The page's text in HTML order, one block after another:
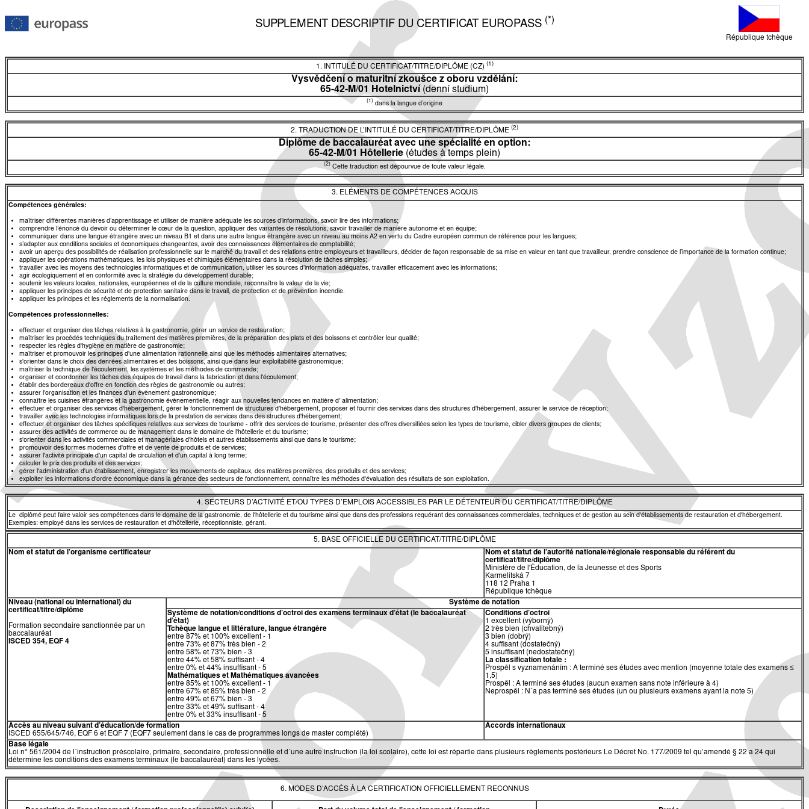
SUPPLEMENT DESCRIPTIF DU CERTIFICAT EUROPASS (*)
République tchèque
1. INTITULÉ DU CERTIFICAT/TITRE/DIPLÔME (CZ) (1)
Vysvědčení o maturitní zkoušce z oboru vzdělání:
65-42-M/01 Hotelnictví (denní studium)
(1) dans la langue d’origine
2. TRADUCTION DE L’INTITULÉ DU CERTIFICAT/TITRE/DIPLÔME (2)
Diplôme de baccalauréat avec une spécialité en option:
65-42-M/01 Hôtellerie (études à temps plein)
(2) Cette traduction est dépourvue de toute valeur légale.
3. ELÉMENTS DE COMPÉTENCES ACQUIS
Compétences générales:
maîtriser différentes manières d’apprentissage et utiliser de manière adéquate les sources d’informations, savoir lire des informations;
comprendre l’énoncé du devoir ou déterminer le cœur de la question, appliquer des variantes de résolutions, savoir travailler de manière autonome et en équipe;
communiquer dans une langue étrangère avec un niveau B1 et dans une autre langue étrangère avec un niveau au moins A2 en vertu du Cadre européen commun de référence pour les langues;
s’adapter aux conditions sociales et économiques changeantes, avoir des connaissances élémentaires de comptabilité;
avoir un aperçu des possibilités de réalisation professionnelle sur le marché du travail et des relations entre employeurs et travailleurs, décider de façon responsable de sa mise en valeur en tant que travailleur, prendre conscience de l’importance de la formation continue;
appliquer les opérations mathématiques, les lois physiques et chimiques élémentaires dans la résolution de tâches simples;
travailler avec les moyens des technologies informatiques et de communication, utiliser les sources d’information adéquates, travailler efficacement avec les informations;
agir écologiquement et en conformité avec la stratégie du développement durable;
soutenir les valeurs locales, nationales, européennes et de la culture mondiale, reconnaître la valeur de la vie;
appliquer les principes de sécurité et de protection sanitaire dans le travail, de protection et de prévention incendie.
appliquer les principes et les réglements de la normalisation.
Compétences professionnelles:
effectuer et organiser des tâches relatives à la gastronomie, gérer un service de restauration;
maîtriser les procédés techniques du traîtement des matières premières, de la préparation des plats et des boissons et contrôler leur qualité;
respecter les règles d'hygiène en matière de gastronomie;
maîtriser et promouvoir les principes d'une alimentation rationnelle ainsi que les méthodes alimentaires alternatives;
s'orienter dans le choix des denrées alimentaires et des boissons, ainsi que dans leur exploitabilité gastronomique;
maîtriser la technique de l'écoulement, les systèmes et les méthodes de commande;
organiser et coordonner les tâches des équipes de travail dans la fabrication et dans l'écoulement;
établir des bordereaux d'offre en fonction des règles de gastronomie ou autres;
assurer l'organisation et les finances d'un évènement gastronomique;
connaître les cuisines étrangères et la gastronomie évènementielle, réagir aux nouvelles tendances en matière d' alimentation;
effectuer et organiser des services d'hébergement, gérer le fonctionnement de structures d'hébergement, proposer et fournir des services dans des structures d'hébergement, assurer le service de réception;
travailler avec les technologies informatiques lors de la prestation de services dans des structures d'hébergement;
effectuer et organiser des tâches spécifiques relatives aux services de tourisme - offrir des services de tourisme, présenter des offres diversifiées selon les types de tourisme, cibler divers groupes de clients;
assurer des activités de commerce ou de management dans le domaine de l'hôtellerie et du tourisme;
s'orienter dans les activités commerciales et managériales d'hôtels et autres établissements ainsi que dans le tourisme;
promouvoir des formes modernes d'offre et de vente de produits et de services;
assurer l'activité principale d'un capital de circulation et d'un capital à long terme;
calculer le prix des produits et des services;
gérer l'administration d'un établissement, enregistrer les mouvements de capitaux, des matières premières, des produits et des services;
exploiter les informations d'ordre économique dans la gérance des secteurs de fonctionnement, connaître les méthodes d'évaluation des résultats de son exploitation.
4. SECTEURS D’ACTIVITÉ ET/OU TYPES D’EMPLOIS ACCESSIBLES PAR LE DÉTENTEUR DU CERTIFICAT/TITRE/DIPLÔME
Le diplômé peut faire valoir ses compétences dans le domaine de la gastronomie, de l'hôtellerie et du tourisme ainsi que dans des professions requérant des connaissances commerciales, techniques et de gestion au sein d'établissements de restauration et d'hébergement.
Exemples: employé dans les services de restauration et d'hôtellerie, réceptionniste, gérant.
5. BASE OFFICIELLE DU CERTIFICAT/TITRE/DIPLÔME
Nom et statut de l’organisme certificateur
Nom et statut de l’autorité nationale/régionale responsable du référent du
certificat/titre/diplôme
Ministère de l'Éducation, de la Jeunesse et des Sports
Karmelitská 7
118 12 Praha 1
République tchèque
Niveau (national ou international) du
certificat/titre/diplôme
Formation secondaire sanctionnée par un
baccalauréat
ISCED 354, EQF 4
Système de notation
Système de notation/conditions d’octroi des examens terminaux d’état (le baccalauréat
d’état)
Tchèque langue et littérature, langue étrangère
entre 87% et 100% excellent - 1
entre 73% et 87% très bien - 2
entre 58% et 73% bien - 3
entre 44% et 58% suffisant - 4
entre 0% et 44% insuffisant - 5
Mathématiques et Mathématiques avancées
entre 85% et 100% excellent - 1
entre 67% et 85% très bien - 2
entre 49% et 67% bien - 3
entre 33% et 49% suffisant - 4
entre 0% et 33% insuffisant - 5
Conditions d’octroi
1 excellent (výborný)
2 très bien (chvalitebný)
3 bien (dobrý)
4 suffisant (dostatečný)
5 insuffisant (nedostatečný)
La classification totale :
Prospěl s vyznamenáním : A terminé ses études avec mention (moyenne totale des examens ≤
1,5)
Prospěl : A terminé ses études (aucun examen sans note inférieure à 4)
Neprospěl : N´a pas terminé ses études (un ou plusieurs examens ayant la note 5)
Accès au niveau suivant d’éducation/de formation
ISCED 655/645/746, EQF 6 et EQF 7 (EQF7 seulement dans le cas de programmes longs de master complété)
Accords internationaux
Base légale
​​Loi n° 561/2004 de l´instruction préscolaire, primaire, secondaire, professionnelle et d´une autre instruction (la loi scolaire), cette loi est répartie dans plusieurs réglements postérieurs Le Décret No. 177/2009 tel qu’amendé § 22 a 24 qui
détermine les conditions des examens terminaux (le baccalauréat) dans les lycées.​​
6. MODES D’ACCÈS À LA CERTIFICATION OFFICIELLEMENT RECONNUS